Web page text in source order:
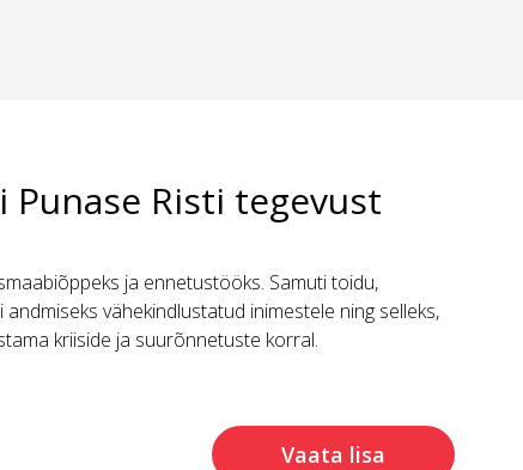
Punase Risti tegevust
ja ennetustööks. Samuti toidu,
vähekindlustatud inimestele ning selleks,
kriiside ja suurõnnetuste korral.
Vaata lisa